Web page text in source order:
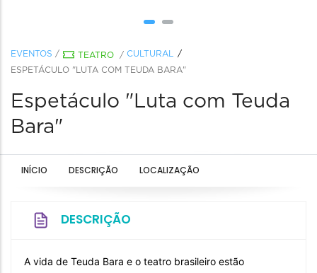
EVENTOS / TEATRO / CULTURAL
ESPETÁCULO "LUTA COM TEUDA BARA"
Espetáculo "Luta com Teuda
Bara"
INÍCIO DESCRIÇÃO LOCALIZAÇÃO
DESCRIÇÃO
A vida de Teuda Bara e o teatro brasileiro estão